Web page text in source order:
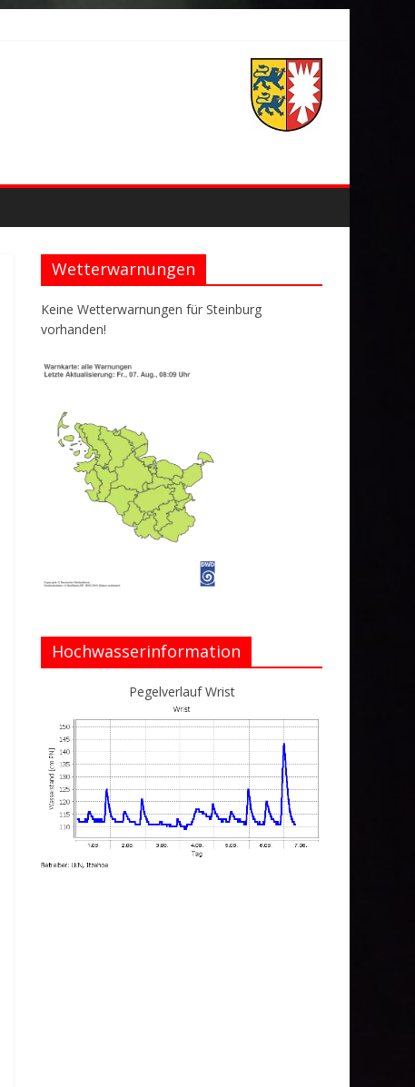
Wetterwarnungen
Keine Wetterwarnungen für Steinburg
vorhanden!
Hochwasserinformation
Pegelverlauf Wrist